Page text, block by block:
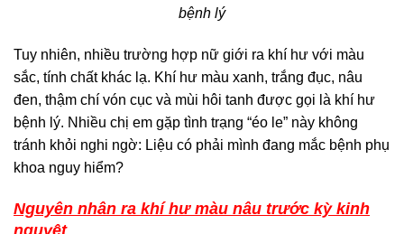
bệnh lý
Tuy nhiên, nhiều trường hợp nữ giới ra khí hư với màu
sắc, tính chất khác lạ. Khí hư màu xanh, trắng đục, nâu
đen, thậm chí vón cục và mùi hôi tanh được gọi là khí hư
bệnh lý. Nhiều chị em gặp tình trạng “éo le” này không
tránh khỏi nghi ngờ: Liệu có phải mình đang mắc bệnh phụ
khoa nguy hiểm?
Nguyên nhân ra khí hư màu nâu trước kỳ kinh